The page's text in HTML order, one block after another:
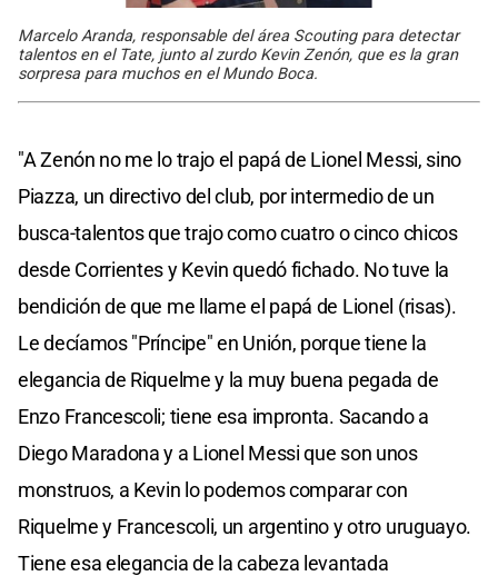
Marcelo Aranda, responsable del área Scouting para detectar
talentos en el Tate, junto al zurdo Kevin Zenón, que es la gran
sorpresa para muchos en el Mundo Boca.
"A Zenón no me lo trajo el papá de Lionel Messi, sino
Piazza, un directivo del club, por intermedio de un
busca-talentos que trajo como cuatro o cinco chicos
desde Corrientes y Kevin quedó fichado. No tuve la
bendición de que me llame el papá de Lionel (risas).
Le decíamos "Príncipe" en Unión, porque tiene la
elegancia de Riquelme y la muy buena pegada de
Enzo Francescoli; tiene esa impronta. Sacando a
Diego Maradona y a Lionel Messi que son unos
monstruos, a Kevin lo podemos comparar con
Riquelme y Francescoli, un argentino y otro uruguayo.
Tiene esa elegancia de la cabeza levantada